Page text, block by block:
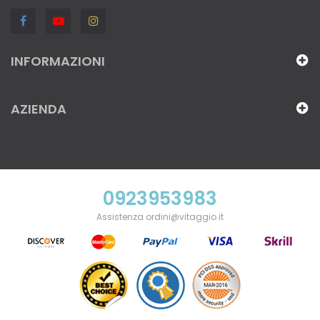
INFORMAZIONI
AZIENDA
0923953983
Assistenza ordini@vitaggio.it